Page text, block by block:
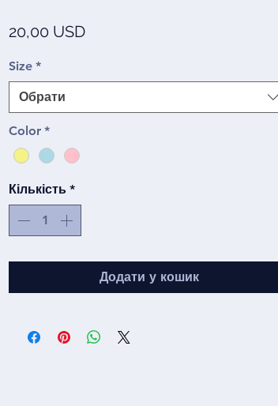
20,00 USDЦіна
Size *
Обрати
Color *
Кількість *
Додати у кошик